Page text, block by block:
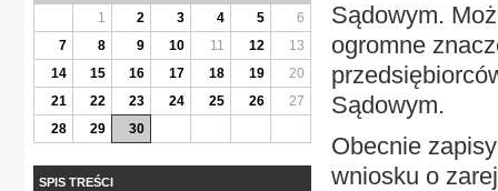
Sądowym.
ogromne
Sądowym.
Obecnie
wniosku o
1
2 3 4 5
6
7
8 9 10 11 12
13
14
15 16 17 18 19
20
21
22 23 24 25 26
27
28
29 30
SPIS TREŚCI